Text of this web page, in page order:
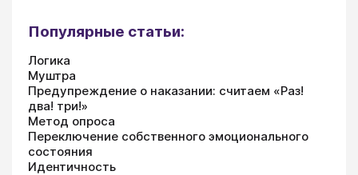
Популярные статьи:
Логика
Муштра
Предупреждение о наказании: считаем «Раз!
два! три!»
Метод опроса
Переключение собственного эмоционального
состояния
Идентичность